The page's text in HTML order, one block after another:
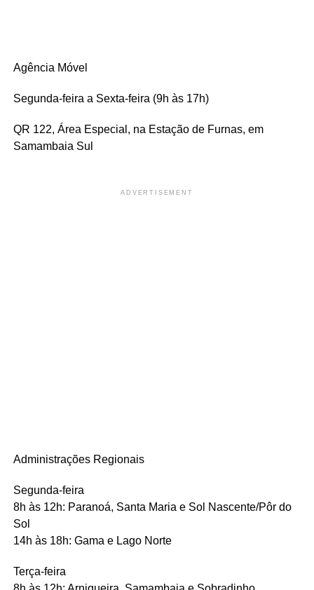
Agência Móvel
Segunda-feira a Sexta-feira (9h às 17h)
QR 122, Área Especial, na Estação de Furnas, em
Samambaia Sul
ADVERTISEMENT
Administrações Regionais
Segunda-feira
8h às 12h: Paranoá, Santa Maria e Sol Nascente/Pôr do
Sol
14h às 18h: Gama e Lago Norte
Terça-feira